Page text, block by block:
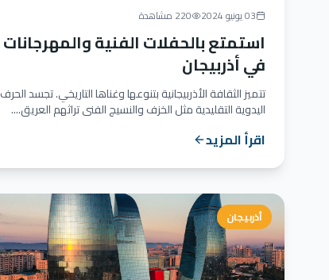
03 يونيو 2024 220 مشاهدة
استمتع بالحفلات الفنية والمهرجانات
في أذربيجان
تتميز الثقافة الأذربيجانية بتنوعها وغناها التاريخي. تجسد الحرف
اليدوية التقليدية مثل الخزف والنسيج الفني تراثهم العريق....
اقرأ المزيد
أذربيجان